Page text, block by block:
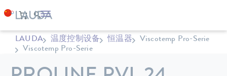
LAUDA 温度控制设备 恒温器
Viscotemp Pro-Serie
Viscotemp Pro-Serie